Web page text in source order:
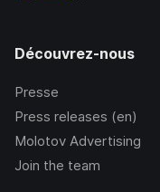
Découvrez-nous
Presse
Press releases (en)
Molotov Advertising
Join the team